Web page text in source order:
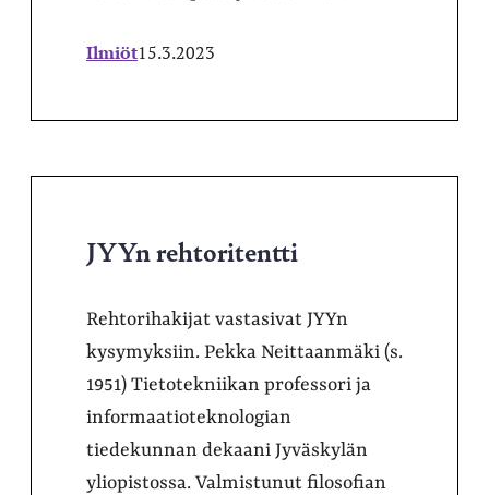
Ilmiöt15.3.2023
JYYn rehtoritentti
Rehtorihakijat vastasivat JYYn
kysymyksiin. Pekka Neittaanmäki (s.
1951) Tietotekniikan professori ja
informaatioteknologian
tiedekunnan dekaani Jyväskylän
yliopistossa. Valmistunut filosofian